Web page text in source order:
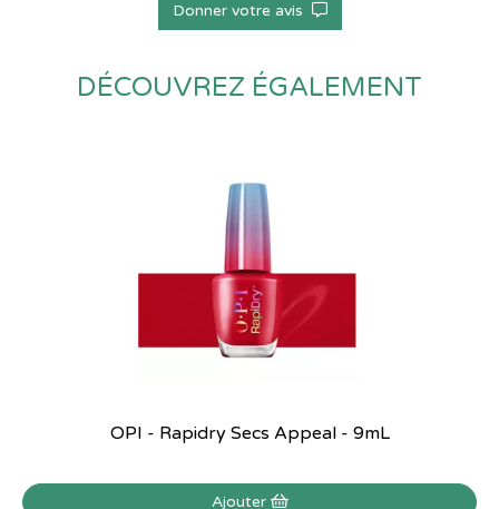
Donner votre avis
DÉCOUVREZ ÉGALEMENT
OPI - Rapidry Secs Appeal - 9mL
Ajouter